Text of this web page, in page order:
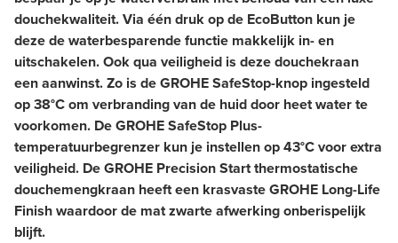
douchekwaliteit. Via één druk op de EcoButton kun je
deze de waterbesparende functie makkelijk in- en
uitschakelen. Ook qua veiligheid is deze douchekraan
een aanwinst. Zo is de GROHE SafeStop-knop ingesteld
op 38°C om verbranding van de huid door heet water te
voorkomen. De GROHE SafeStop Plus-
temperatuurbegrenzer kun je instellen op 43°C voor extra
veiligheid. De GROHE Precision Start thermostatische
douchemengkraan heeft een krasvaste GROHE Long-Life
Finish waardoor de mat zwarte afwerking onberispelijk
blijft.